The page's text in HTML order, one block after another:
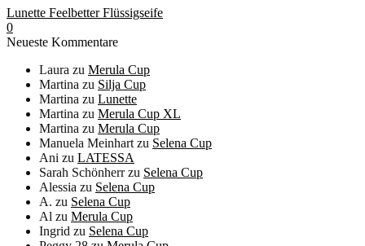
Lunette Feelbetter Flüssigseife
0
Neueste Kommentare
Laura zu Merula Cup
Martina zu Silja Cup
Martina zu Lunette
Martina zu Merula Cup XL
Martina zu Merula Cup
Manuela Meinhart zu Selena Cup
Ani zu LATESSA
Sarah Schönherrzu Selena Cup
Alessia zu Selena Cup
A. zu Selena Cup
Al zu Merula Cup
Ingrid zu Selena Cup